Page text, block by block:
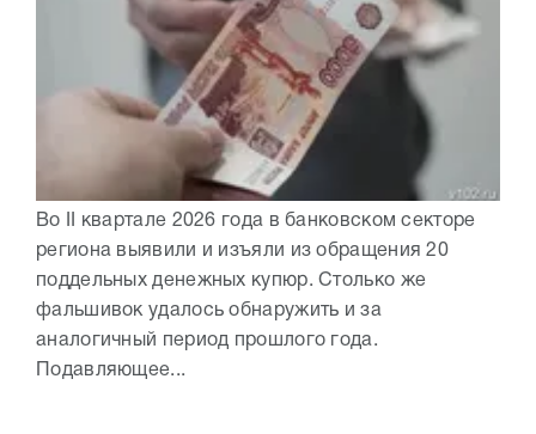
Во II квартале 2026 года в банковском секторе
региона выявили и изъяли из обращения 20
поддельных денежных купюр. Столько же
фальшивок удалось обнаружить и за
аналогичный период прошлого года.
Подавляющее...